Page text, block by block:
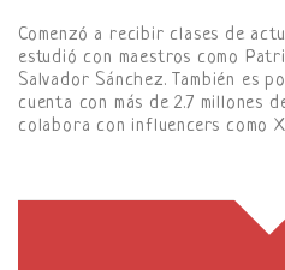
Comenzó a recibir clases de
estudió con maestros como
Salvador Sánchez. También es
cuenta con más de 2.7 millones
colabora con influencers como